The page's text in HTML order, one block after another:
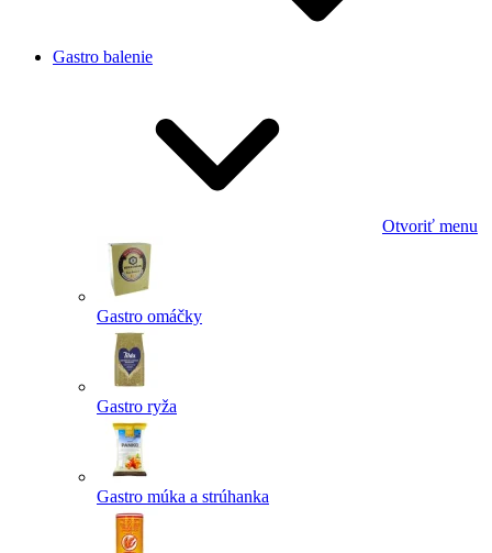
Gastro balenie
Otvoriť menu
Gastro omáčky
Gastro ryža
Gastro múka a strúhanka